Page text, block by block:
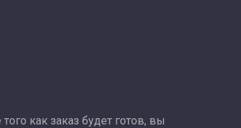
как заказ будет готов, вы